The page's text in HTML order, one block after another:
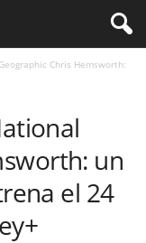
Chris Hemsworth:
un
el 24